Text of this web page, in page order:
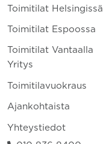
Toimitilat Helsingissä
Toimitilat Espoossa
Toimitilat Vantaalla
Yritys
Toimitilavuokraus
Ajankohtaista
Yhteystiedot